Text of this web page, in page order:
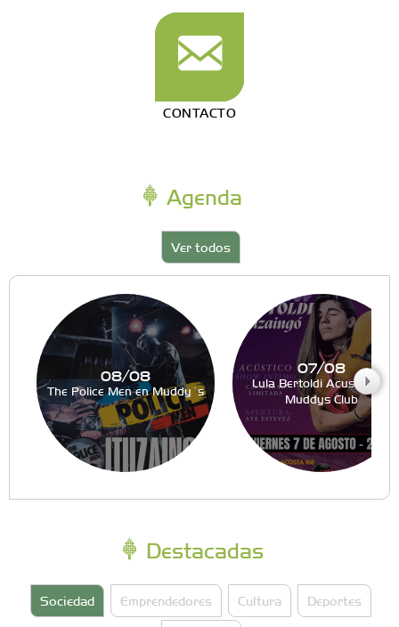
CONTACTO
Agenda
Ver todos
08/08
The Police Men en Muddy´s
07/08
Lula Bertoldi Acustico en
Muddys Club
Destacadas
Sociedad Emprendedores Cultura Deportes